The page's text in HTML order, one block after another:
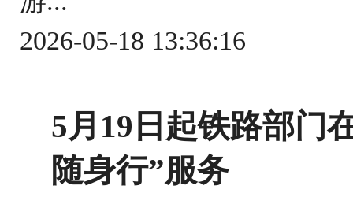
2026-05-18 13:36:16
5月19日起铁路部门
随身行”服务